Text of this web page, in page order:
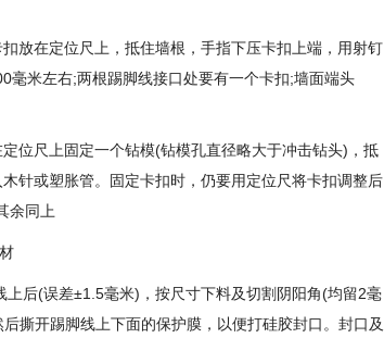
放在定位尺上，抵住墙根，手指下压卡扣上端，用射钉
毫米左右;两根踢脚线接口处要有一个卡扣;墙面端头
位尺上固定一个钻模(钻模孔直径略大于冲击钻头)，抵
针或塑胀管。固定卡扣时，仍要用定位尺将卡扣调整后
余同上
后(误差±1.5毫米)，按尺寸下料及切割阴阳角(均留2毫
撕开踢脚线上下面的保护膜，以便打硅胶封口。封口及